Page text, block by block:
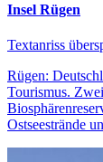
Insel Rügen
Textanriss
Rügen:
Tourismus.
Ostseestrände